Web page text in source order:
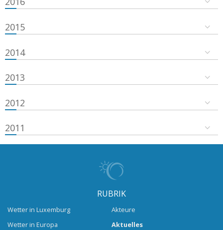
2015
2014
2013
2012
2011
RUBRIK
Wetter in Luxemburg
Wetter in Europa
Akteure
Aktuelles